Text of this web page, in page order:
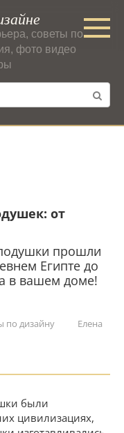
советы по
фото видео
от
прошли
Египте до
в вашем доме!
по дизайну
Елена
были
цивилизациях,